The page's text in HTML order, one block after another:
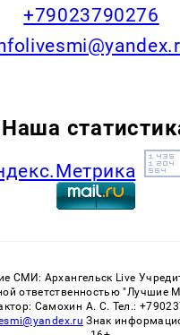
+79023790276
Наша
СМИ: Архангельск Live
ответственностью "Лучшие
Самохин А. С. Тел.:
Знак